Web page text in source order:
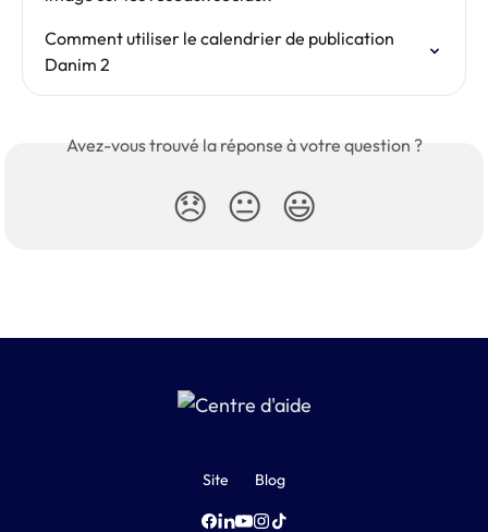
Comment utiliser le calendrier de publication
Danim 2
Avez-vous trouvé la réponse à votre question ?
😞 😐 😃
Site Blog